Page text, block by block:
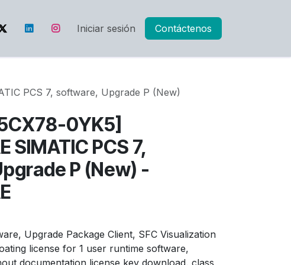
Iniciar sesión Contáctenos
PCS 7, software, Upgrade P (New)
0YK5]
SIMATIC PCS 7,
P (New) -
Upgrade Package Client, SFC Visualization
license for 1 user runtime software,
documentation license key download, class